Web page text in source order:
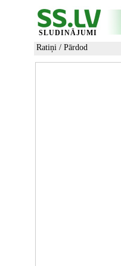
SLUDINĀJUMI
Ratiņi / Pārdod